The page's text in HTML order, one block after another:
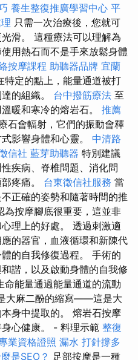
養生整復推廣學習中心 平
只需一次治療後，您就可
滑。 這種療法可以理解為
用熱石而不是手來放鬆身體
按摩課程 助聽器品牌 宜蘭
特定的點上，能量通道被打
的組織。 台中撥筋療法 至
暖和寒冷的熔岩石。 推薦
石會輻射，它們的振動會釋
影響身體和心靈。 中清路
信社 藍芽助聽器 特別建議
疾病、脊椎問題、消化問
疼痛。 台東徵信社服務 當
正確的姿勢和隨著時間的推
按摩腳底很重要，這並非
理上的好處。 透過刺激適
的器官，血液循環和新陳代
的自我修復過程。 手術的
諧，以及啟動身體的自我修
能量通過能量通道的流動
大麻二酚的縮寫——這是大
身中提取的。 熔岩石按摩
心健康。 - 料理示範 整復
業資格證照 漏水 打針撐多
是SEO？ 足部按摩是一種